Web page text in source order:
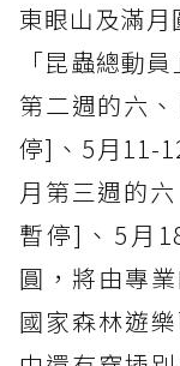
東眼山及滿
「昆蟲總動
第二週的六
停]、5月11-
月第三週的
暫停]、5月
圓，將由專
國家森林遊